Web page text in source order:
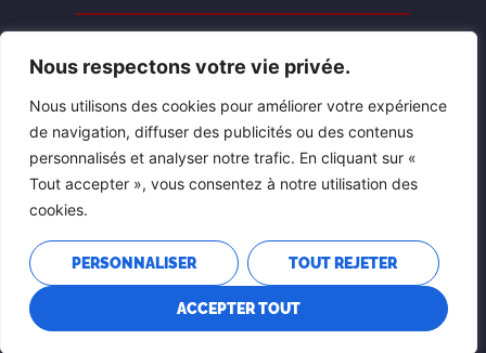
Nous respectons votre vie privée.
Nous utilisons des cookies pour améliorer votre expérience
de navigation, diffuser des publicités ou des contenus
personnalisés et analyser notre trafic. En cliquant sur «
Tout accepter », vous consentez à notre utilisation des
cookies.
PERSONNALISER TOUT REJETER
ACCEPTER TOUT
Contactez-nous
Téléphone: 819-689-2057
Courriel: waltham@pontiacouest.ca
POLITIQUE DE CONFIDENTIALITÉ